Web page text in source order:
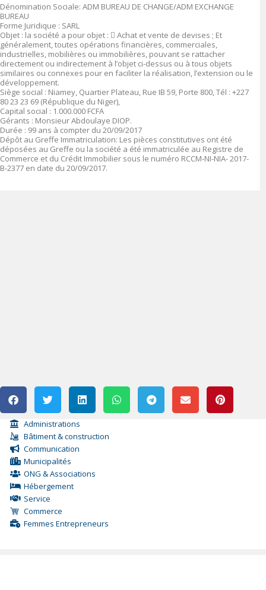
Dénomination Sociale: ADM BUREAU DE CHANGE/ADM EXCHANGE
BUREAU
Forme Juridique : SARL
Objet : la société a pour objet :  Achat et vente de devises ; Et
généralement, toutes opérations financières, commerciales,
industrielles, mobilières ou immobilières, pouvant se rattacher
directement ou indirectement à l’objet ci-dessus ou à tous objets
similaires ou connexes pour en faciliter la réalisation, l’extension ou le
développement.
Siège social : Niamey, Quartier Plateau, Rue IB 59, Porte 800, Tél : +227
80 23 23 69 (République du Niger),
Capital social : 1.000.000 FCFA
Gérants : MonsieurAbdoulaye DIOP.
Durée : 99 ans à compter du 20/09/2017
Dépôt au Greffe Immatriculation: Les pièces constitutives ont été
déposées au Greffe ou la société a été immatriculée au Registre de
Commerce et du Crédit Immobilier sous le numéro RCCM-NI-NIA- 2017-
B-2377 en date du 20/09/2017.
Administrations
Bâtiment & construction
Communication
Municipalités
ONG & Associations
Hébergement
Service
Commerce
Femmes Entrepreneurs